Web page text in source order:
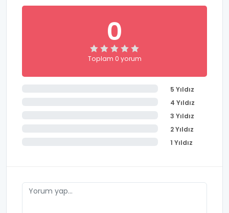
0
Toplam 0 yorum
5 Yıldız
4 Yıldız
3 Yıldız
2 Yıldız
1 Yıldız